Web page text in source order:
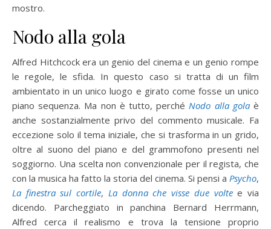
mostro.
Nodo alla gola
Alfred Hitchcock era un genio del cinema e un genio rompe
le regole, le sfida. In questo caso si tratta di un film
ambientato in un unico luogo e girato come fosse un unico
piano sequenza. Ma non è tutto, perché Nodo alla golaè
anche sostanzialmente privo del commento musicale. Fa
eccezione solo il tema iniziale, che si trasforma in un grido,
oltre al suono del piano e del grammofono presenti nel
soggiorno. Una scelta non convenzionale per il regista, che
con la musica ha fatto la storia del cinema. Si pensi a Psycho,
La finestra sul cortile, La donna che visse due voltee via
dicendo. Parcheggiato in panchina Bernard Herrmann,
Alfred cerca il realismo e trova la tensione proprio